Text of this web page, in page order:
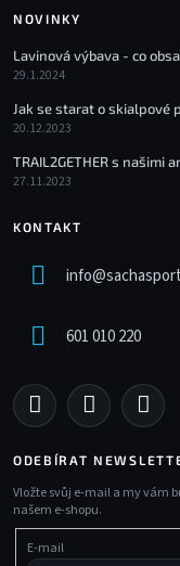
NOVINKY
Lavinová výbava - co
29.1.2024
Jak se starat o skialpové
20.12.2023
TRAIL2GETHER s našimi
27.11.2023
KONTAKT
info@
601 010 220
ODEBÍRAT
Vložte svůj e-mail a my vám
našem e-shopu.
E-mail